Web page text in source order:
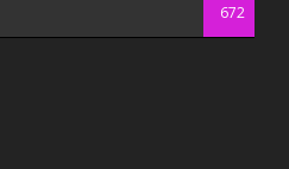
672